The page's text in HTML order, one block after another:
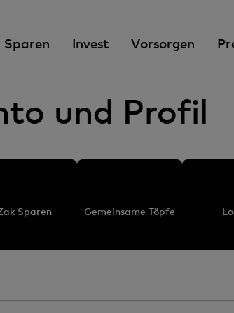
Sparen Invest Vorsorgen
und Profil
Sparen Gemeinsame Töpfe